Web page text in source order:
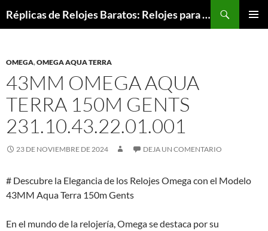
Réplicas de Relojes Baratos: Relojes para Todos los Bolsillos, Relojes de Lujo a Precios Bajos
OMEGA,OMEGA AQUA TERRA
43MM OMEGA AQUA
TERRA 150M GENTS
231.10.43.22.01.001
23 DE NOVIEMBRE DE 2024 DEJA UN COMENTARIO
# Descubre la Elegancia de los Relojes Omega con el Modelo
43MM Aqua Terra 150m Gents
En el mundo de la relojería, Omega se destaca por su